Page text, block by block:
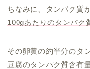
ちなみに、タンパク質
100gあたりのタンパク
その卵黄の約半分のタ
豆腐のタンパク質含有